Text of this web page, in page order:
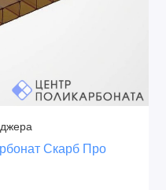
плёнка
развёрнутом виде
Скарб Про